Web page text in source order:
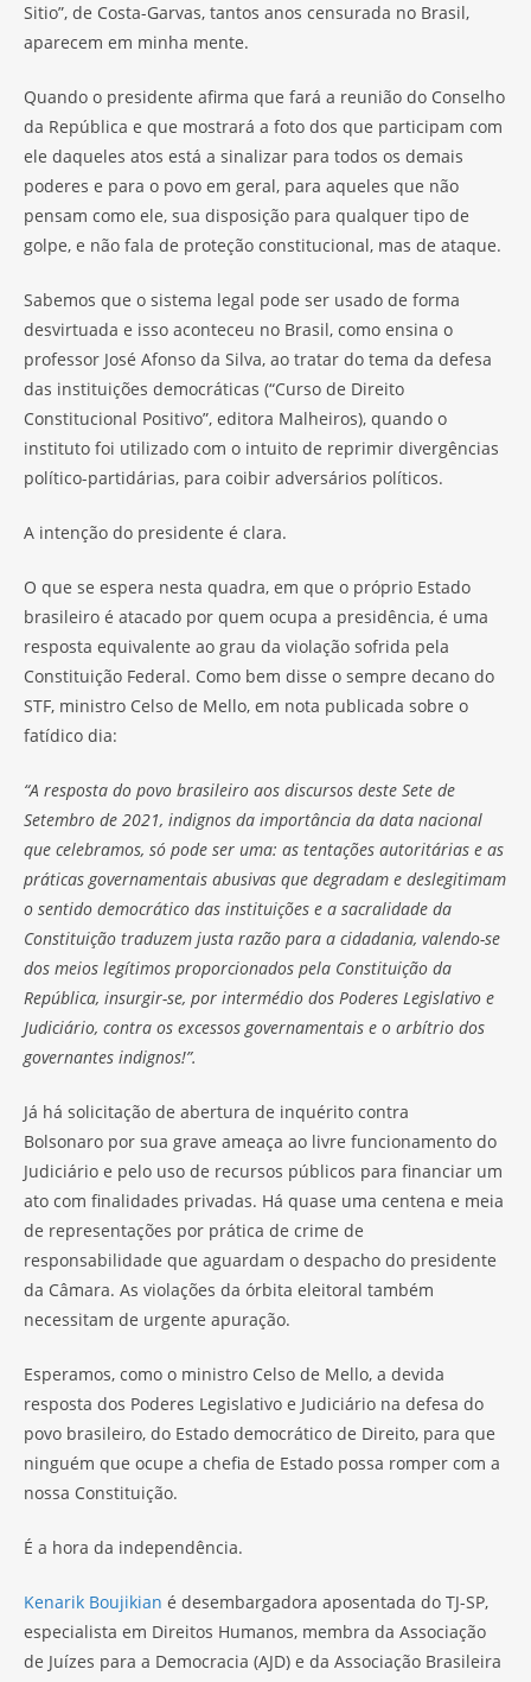
Sitio”, de Costa-Garvas, tantos anos censurada no Brasil,
aparecem em minha mente.
Quando o presidente afirma que fará a reunião do Conselho
da República e que mostrará a foto dos que participam com
ele daqueles atos está a sinalizar para todos os demais
poderes e para o povo em geral, para aqueles que não
pensam como ele, sua disposição para qualquer tipo de
golpe, e não fala de proteção constitucional, mas de ataque.
Sabemos que o sistema legal pode ser usado de forma
desvirtuada e isso aconteceu no Brasil, como ensina o
professor José Afonso da Silva, ao tratar do tema da defesa
das instituições democráticas (“Curso de Direito
Constitucional Positivo”, editora Malheiros), quando o
instituto foi utilizado com o intuito de reprimir divergências
político-partidárias, para coibir adversários políticos.
A intenção do presidente é clara.
O que se espera nesta quadra, em que o próprio Estado
brasileiro é atacado por quem ocupa a presidência, é uma
resposta equivalente ao grau da violação sofrida pela
Constituição Federal. Como bem disse o sempre decano do
STF, ministro Celso de Mello, em nota publicada sobre o
fatídico dia:
“A resposta do povo brasileiro aos discursos deste Sete de
Setembro de 2021, indignos da importância da data nacional
que celebramos, só pode ser uma: as tentações autoritárias e as
práticas governamentais abusivas que degradam e deslegitimam
o sentido democrático das instituições e a sacralidade da
Constituição traduzem justa razão para a cidadania, valendo-se
dos meios legítimos proporcionados pela Constituição da
República, insurgir-se, por intermédio dos Poderes Legislativo e
Judiciário, contra os excessos governamentais e o arbítrio dos
governantes indignos!”.
Já há solicitação de abertura de inquérito contra
Bolsonaro por sua grave ameaça ao livre funcionamento do
Judiciário e pelo uso de recursos públicos para financiar um
ato com finalidades privadas. Há quase uma centena e meia
de representações por prática de crime de
responsabilidade que aguardam o despacho do presidente
da Câmara. As violações da órbita eleitoral também
necessitam de urgente apuração.
Esperamos, como o ministro Celso de Mello, a devida
resposta dos Poderes Legislativo e Judiciário na defesa do
povo brasileiro, do Estado democrático de Direito, para que
ninguém que ocupe a chefia de Estado possa romper com a
nossa Constituição.
É a hora da independência.
Kenarik Boujikian é desembargadora aposentada do TJ-SP,
especialista em Direitos Humanos, membra da Associação
de Juízes para a Democracia (AJD) e da Associação Brasileira